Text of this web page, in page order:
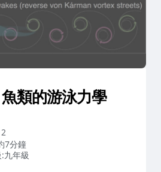
類的游泳力學
7分鐘
九年級